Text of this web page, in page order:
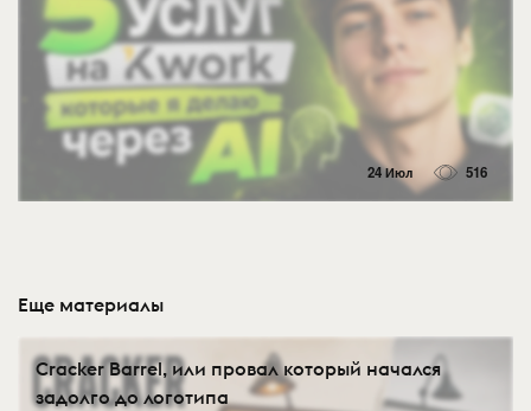
24 Июл 516
Еще материалы
Cracker Barrel, или провал который начался
задолго до логотипа